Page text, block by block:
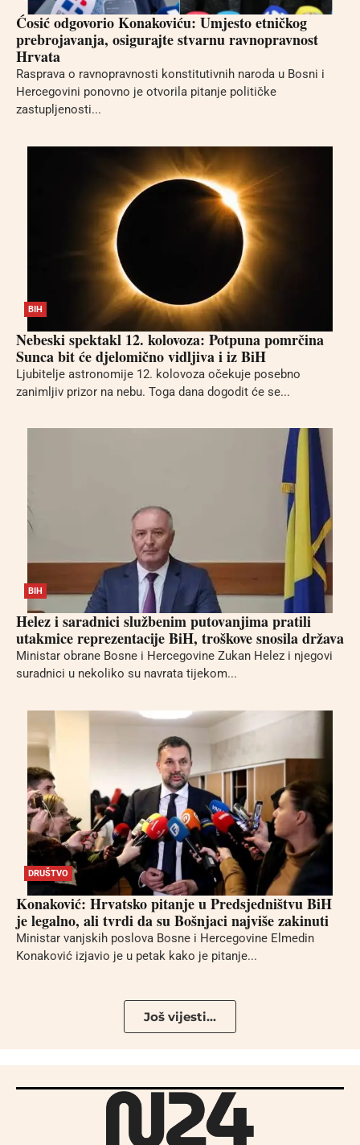
Ćosić odgovorio Konakoviću: Umjesto etničkog
prebrojavanja, osigurajte stvarnu ravnopravnost
Hrvata
Rasprava o ravnopravnosti konstitutivnih naroda u Bosni i
Hercegovini ponovno je otvorila pitanje političke
zastupljenosti...
BIH
Nebeski spektakl 12. kolovoza: Potpuna pomrčina
Sunca bit će djelomično vidljiva i iz BiH
Ljubitelje astronomije 12. kolovoza očekuje posebno
zanimljiv prizor na nebu. Toga dana dogodit će se...
BIH
Helez i saradnici službenim putovanjima pratili
utakmice reprezentacije BiH, troškove snosila država
Ministar obrane Bosne i Hercegovine Zukan Helez i njegovi
suradnici u nekoliko su navrata tijekom...
DRUŠTVO
Konaković: Hrvatsko pitanje u Predsjedništvu BiH
je legalno, ali tvrdi da su Bošnjaci najviše zakinuti
Ministar vanjskih poslova Bosne i Hercegovine Elmedin
Konaković izjavio je u petak kako je pitanje...
Još vijesti...